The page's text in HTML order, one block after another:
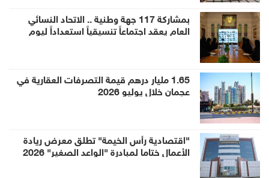
بمشاركة 117 جهة وطنية .. الاتحاد النسائي
العام يعقد اجتماعاً تنسيقياً استعداداً ليوم
1.65 مليار درهم قيمة التصرفات العقارية في
عجمان خلال يوليو 2026
"اقتصادية رأس الخيمة" تطلق معرض ريادة
الأعمال ختاما لمبادرة "الواعد الصغير" 2026